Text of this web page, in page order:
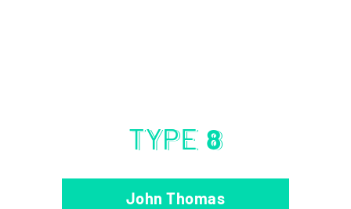
TYPE 8
John Thomas